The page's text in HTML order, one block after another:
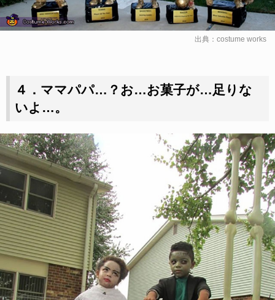
出典： costume works
４．ママパパ…？お…お菓子が…足りな
いよ…。